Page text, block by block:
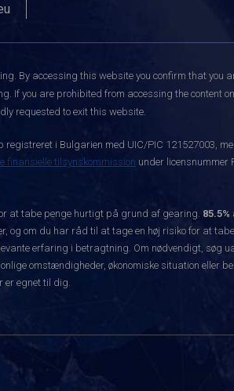
By accessing this website you confirm that you
If you are prohibited from accessing the
requested to exit this website.
i Bulgarien med UIC/PIC 121527003,
finansielle tilsynskommission under licensnummer
at tabe penge hurtigt på grund af gearing.
og om du har råd til at tage en høj risiko for at
erfaring i betragtning. Om nødvendigt, søg
omstændigheder, økonomiske situation eller
er egnet til dig.